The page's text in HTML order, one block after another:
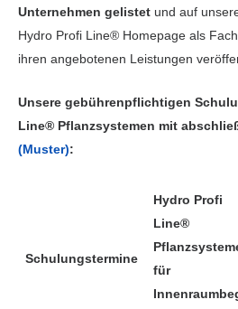
Unternehmen gelistet und auf
Hydro Profi Line® Homepage als
ihren angebotenen Leistungen
Unsere gebührenpflichtigen
Line® Pflanzsystemen mit
(Muster):
Schulungstermine
Hydro Profi
Line®
für